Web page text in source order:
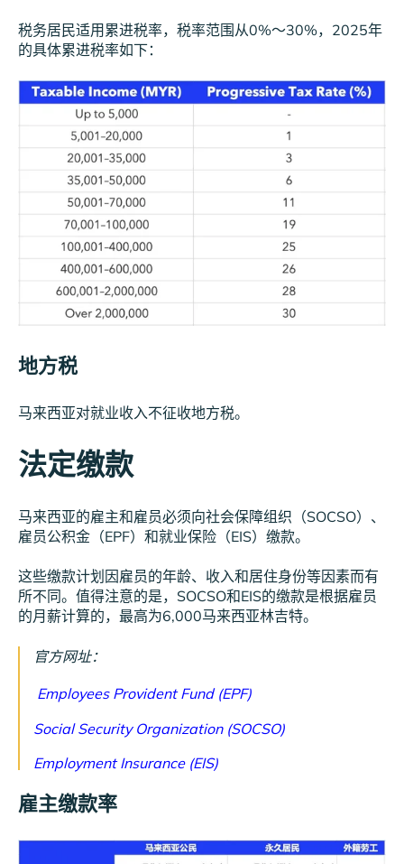
税务居民适用累进税率，税率范围从0%～30%， 2025年
的具体累进税率如下：
地方税
马来西亚对就业收入不征收地方税。
法定缴款
马来西亚的雇主和雇员必须向社会保障组织（SOCSO）、
雇员公积金（EPF）和就业保险（EIS）缴款。
这些缴款计划因雇员的年龄、收入和居住身份等因素而有
所不同。值得注意的是，SOCSO和EIS的缴款是根据雇员
的月薪计算的，最高为6,000马来西亚林吉特。
官方网址：
Employees Provident Fund (EPF)
Social Security Organization (SOCSO)
Employment Insurance (EIS)
雇主缴款率